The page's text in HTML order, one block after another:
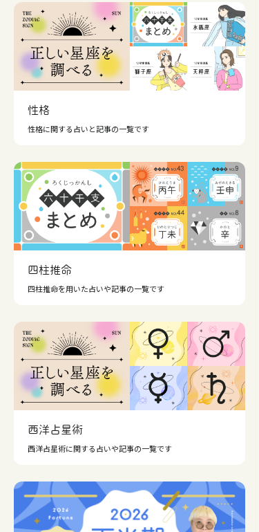
性格
性格に関する占いと記事の一覧です
四柱推命
四柱推命を用いた占いや記事の一覧です
西洋占星術
西洋占星術に関する占いや記事の一覧です